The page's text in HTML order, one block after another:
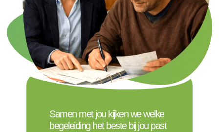
Samen met jou kijken we welke
begeleiding het beste bij jou past